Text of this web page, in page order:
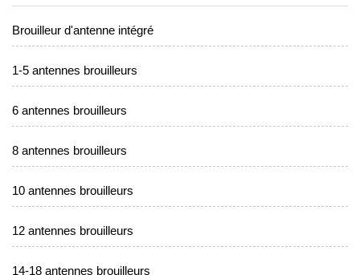
Brouilleur d'antenne intégré
1-5 antennes brouilleurs
6 antennes brouilleurs
8 antennes brouilleurs
10 antennes brouilleurs
12 antennes brouilleurs
14-18 antennes brouilleurs